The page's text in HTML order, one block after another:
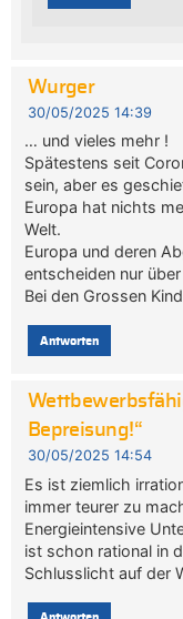
Wurger
30/05/2025 14:39
… und vieles mehr !
Spätestens seit
sein, aber es
Europa hat nichts
Welt.
Europa und deren
entscheiden nur
Bei den Grossen
Antworten
Bepreisung!“
30/05/2025 14:54
Es ist ziemlich
immer teurer zu
Energieintensive
ist schon rational in
Schlusslicht auf der